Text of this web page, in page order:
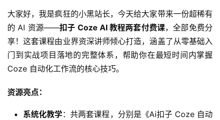
大家好，我是疯狂的小黑站长，今天给大家带来一份超稀有
的 AI 资源——扣子 Coze AI 教程两套付费课，全部免费分
享！这套课程由业界资深讲师倾心打造，涵盖了从零基础入
门到实战项目落地的完整体系，帮助你在最短时间内掌握
Coze 自动化工作流的核心技巧。
资源亮点：
系统化教学：共两套课程，分别是《Ai扣子 Coze 自动